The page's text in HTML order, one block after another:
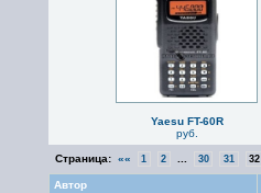
Yaesu FT-60R
руб.
Страница: «« 1 2 30 31 32
Автор